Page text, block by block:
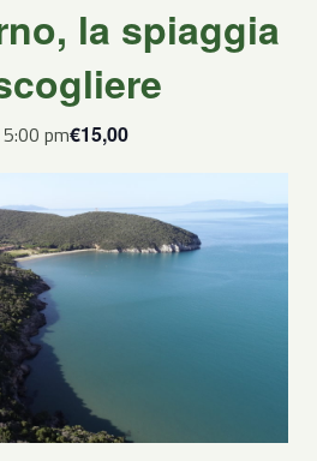
la spiaggia
5:00 pm€15,00